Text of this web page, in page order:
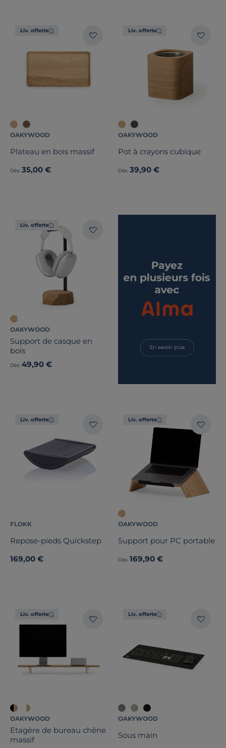
Liv. offerte
OAKYWOOD
Plateau en bois massif
Dès 35,00 €
Liv. offerte
OAKYWOOD
Pot à crayons cubique
Dès 39,90 €
Liv. offerte
OAKYWOOD
Support de casque en
bois
Dès 49,90 €
Liv. offerte
FLOKK
Repose-pieds Quickstep
169,00 €
Liv. offerte
OAKYWOOD
Support pour PC portable
Dès 169,90 €
Liv. offerte
OAKYWOOD
Etagère de bureau chêne
massif
Liv. offerte
OAKYWOOD
Sous main